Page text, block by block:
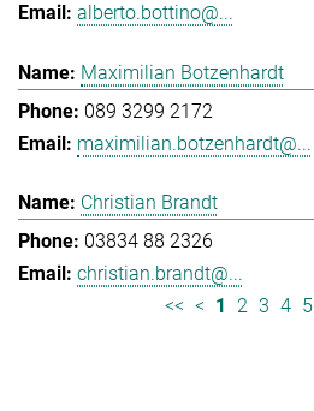
alberto.bottino@...
Maximilian Botzenhardt
089 3299 2172
maximilian.botzenhardt@...
Christian Brandt
03834 88 2326
christian.brandt@...
<< < 1 2 3 4 5